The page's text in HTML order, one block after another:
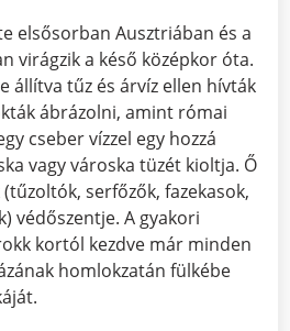
elsősorban Ausztriában és a
virágzik a késő középkor óta.
állítva tűz és árvíz ellen hívták
ábrázolni, amint római
cseber vízzel egy hozzá
vagy városka tüzét kioltja. Ő
serfőzők, fazekasok,
védőszentje. A gyakori
kortól kezdve már minden
homlokzatán fülkébe